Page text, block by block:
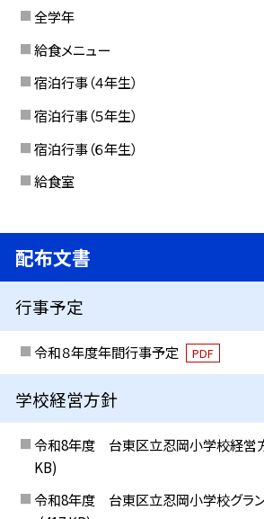
全学年
給食メニュー
宿泊行事（４年生）
宿泊行事（５年生）
宿泊行事（６年生）
給食室
配布文書
行事予定
令和８年度年間行事予定 PDF
学校経営方針
令和8年度 台東区立忍岡小学校経営
KB)
令和8年度 台東区立忍岡小学校グラン